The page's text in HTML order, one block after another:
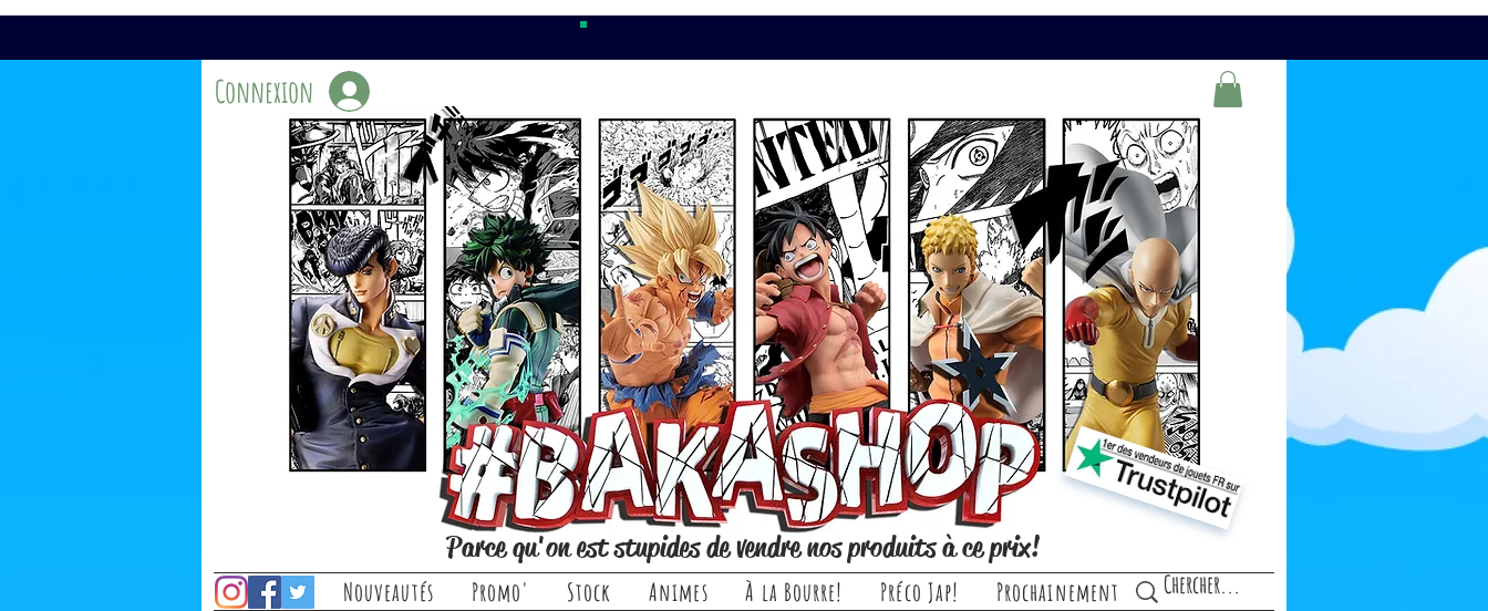
Connexion
Parce qu'on est stupides de vendre nos produits à ce prix!
Nouveautés Promo' Stock Animes À la Bourre! Préco Jap! Prochainement